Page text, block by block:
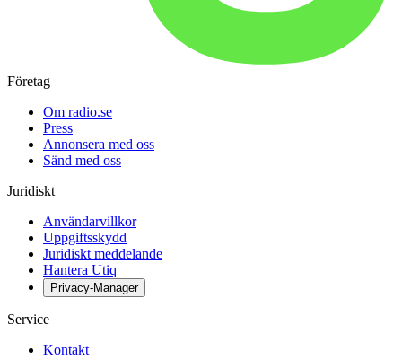
Företag
Om radio.se
Press
Annonsera med oss
Sänd med oss
Juridiskt
Användarvillkor
Uppgiftsskydd
Juridiskt meddelande
Hantera Utiq
Privacy-Manager
Service
Kontakt